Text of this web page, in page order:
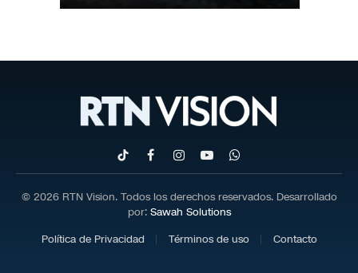
TikTokFacebookInstagram
YouTubeWhatsApp
© 2026 RTN Vision. Todos los derechos reservados. Desarrollado
por: Sawah Solutions
Política de Privacidad
Términos de uso Contacto